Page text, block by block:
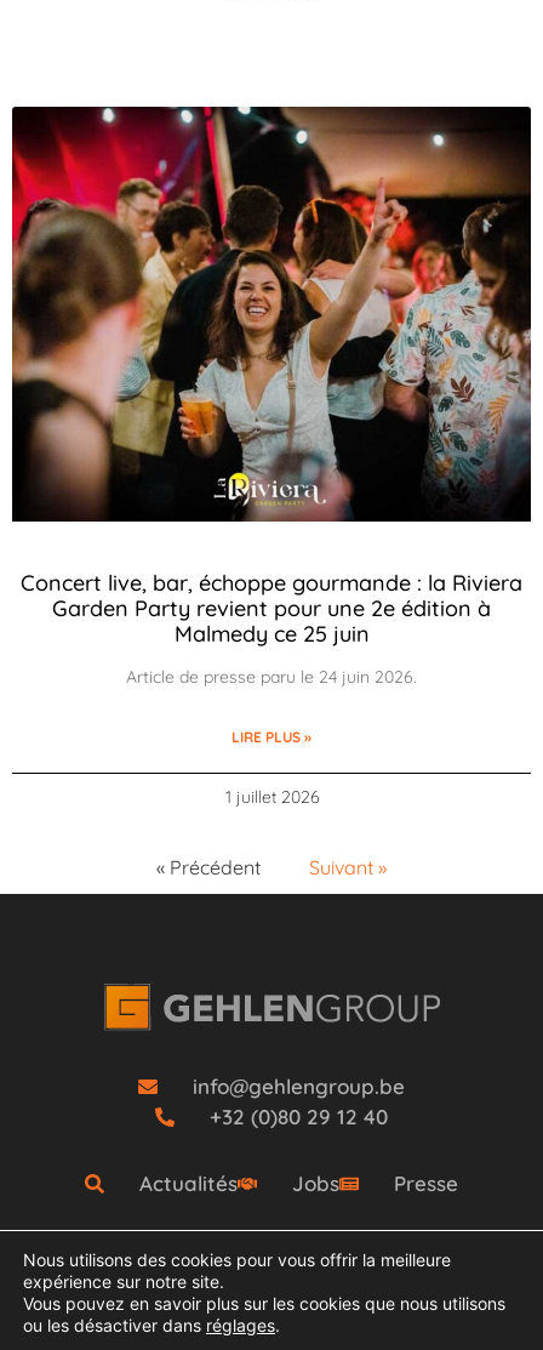
Concert live, bar, échoppe gourmande : la Riviera
Garden Party revient pour une 2e édition à
Malmedy ce 25 juin
Article de presse paru le 24 juin 2026.
LIRE PLUS »
1 juillet 2026
« Précédent Suivant »
info@gehlengroup.be
+32 (0)80 29 12 40
Actualités Jobs Presse
Nous utilisons des cookies pour vous offrir la meilleure
expérience sur notre site.
Vous pouvez en savoir plus sur les cookies que nous utilisons
ou les désactiver dans réglages.